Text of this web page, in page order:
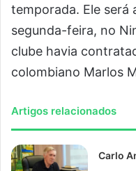
temporada. Ele será
segunda-feira, no
clube havia
colombiano Marlos
Artigos relacionados
Carlo